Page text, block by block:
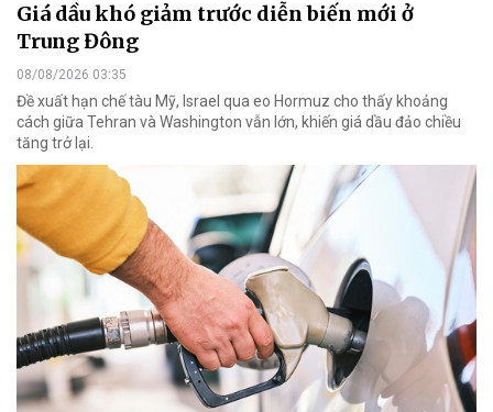
Giá dầu khó giảm trước diễn biến mới ở
Trung Đông
08/08/2026 03:35
Đề xuất hạn chế tàu Mỹ, Israel qua eo Hormuz cho thấy khoảng
cách giữa Tehran và Washington vẫn lớn, khiến giá dầu đảo chiều
tăng trở lại.